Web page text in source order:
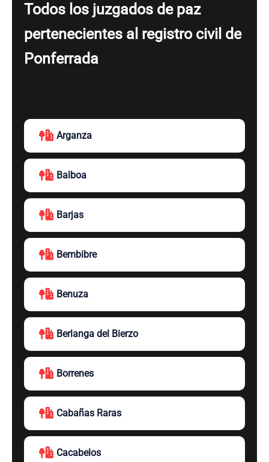
Todos los juzgados de paz
pertenecientes al registro civil de
Ponferrada
Arganza
Balboa
Barjas
Bembibre
Benuza
Berlanga del Bierzo
Borrenes
Cabañas Raras
Cacabelos